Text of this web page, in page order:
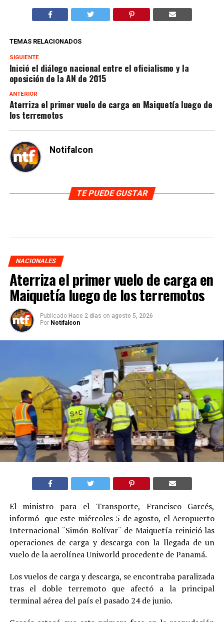
TEMAS RELACIONADOS
SIGUIENTE
Inició el diálogo nacional entre el oficialismo y la
oposición de la AN de 2015
ANTERIOR
Aterriza el primer vuelo de carga en Maiquetía luego de
los terremotos
Notifalcon
TE PUEDE GUSTAR
NACIONALES
Aterriza el primer vuelo de carga en
Maiquetía luego de los terremotos
Publicado Hace 2 días on agosto 5, 2026
Por Notifalcon
El ministro para el Transporte, Francisco Garcés,
informó que este miércoles 5 de agosto, el Aeropuerto
Internacional ¨Simón Bolívar¨ de Maiquetía reinició las
operaciones de carga y descarga con la llegada de un
vuelo de la aerolínea Uniworld procedente de Panamá.
Los vuelos de carga y descarga, se encontraba paralizada
tras el doble terremoto que afectó a la principal
terminal aérea del país el pasado 24 de junio.